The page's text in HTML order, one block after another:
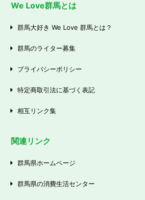
We Love群馬とは
群馬大好き We Love 群馬とは？
群馬のライター募集
プライバシーポリシー
特定商取引法に基づく表記
相互リンク集
関連リンク
群馬県ホームページ
群馬県の消費生活センター